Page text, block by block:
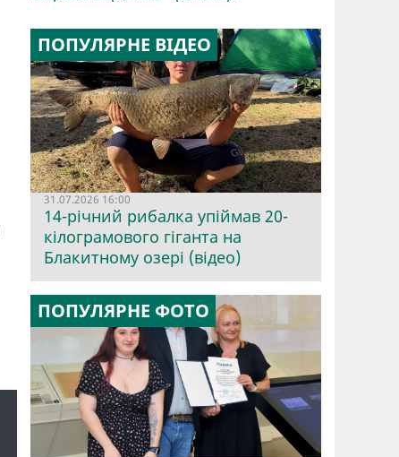
ПОПУЛЯРНЕ ВІДЕО
31.07.2026 16:00
14-річний рибалка упіймав 20-
кілограмового гіганта на
Блакитному озері (відео)
ПОПУЛЯРНЕ ФОТО